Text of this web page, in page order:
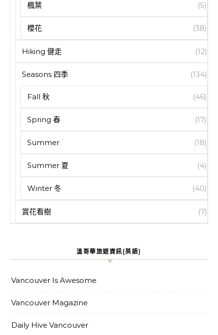
楓葉 (5)
櫻花 (38)
Hiking 健走 (12)
Seasons 四季 (134)
Fall 秋 (46)
Spring 春 (17)
Summer (18)
Summer 夏 (4)
Winter 冬 (40)
賞花看樹 (7)
溫哥華旅遊資訊(英語)
Vancouver Is Awesome
Vancouver Magazine
Daily Hive Vancouver